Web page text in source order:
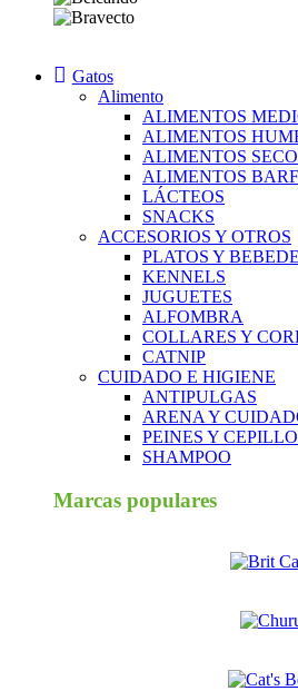
Gatos
Alimento
ALIMENTOS
ALIMENTOS
ALIMENTOS
ALIMENTOS BARF
LÁCTEOS
SNACKS
ACCESORIOS Y OTROS
PLATOS Y
KENNELS
JUGUETES
ALFOMBRA
COLLARES Y
CATNIP
CUIDADO E HIGIENE
ANTIPULGAS
ARENA Y
PEINES Y
SHAMPOO
Marcas populares